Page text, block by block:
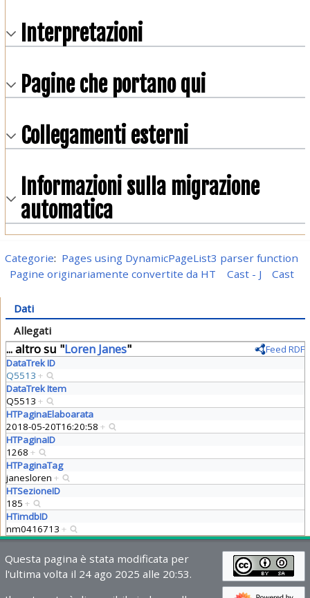
Interpretazioni
Pagine che portano qui
Collegamenti esterni
Informazioni sulla migrazione
automatica
Categorie: Pages using DynamicPageList3 parser function
Pagine originariamente convertite da HT
Cast - J Cast
Dati
Allegati
... altro su "Loren Janes"
Feed RDF
DataTrek ID
Q5513 +
DataTrek Item
Q5513 +
HTPaginaElaboarata
2018-05-20T16:20:58 +
HTPaginaID
1268 +
HTPaginaTag
janesloren +
HTSezioneID
185 +
HTimdbID
nm0416713 +
Questa pagina è stata modificata per
l'ultima volta il 24 ago 2025 alle 20:53.